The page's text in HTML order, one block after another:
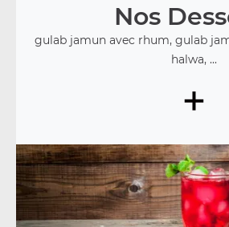
Nos
gulab jamun avec rhum, gulab
halwa, ...
+